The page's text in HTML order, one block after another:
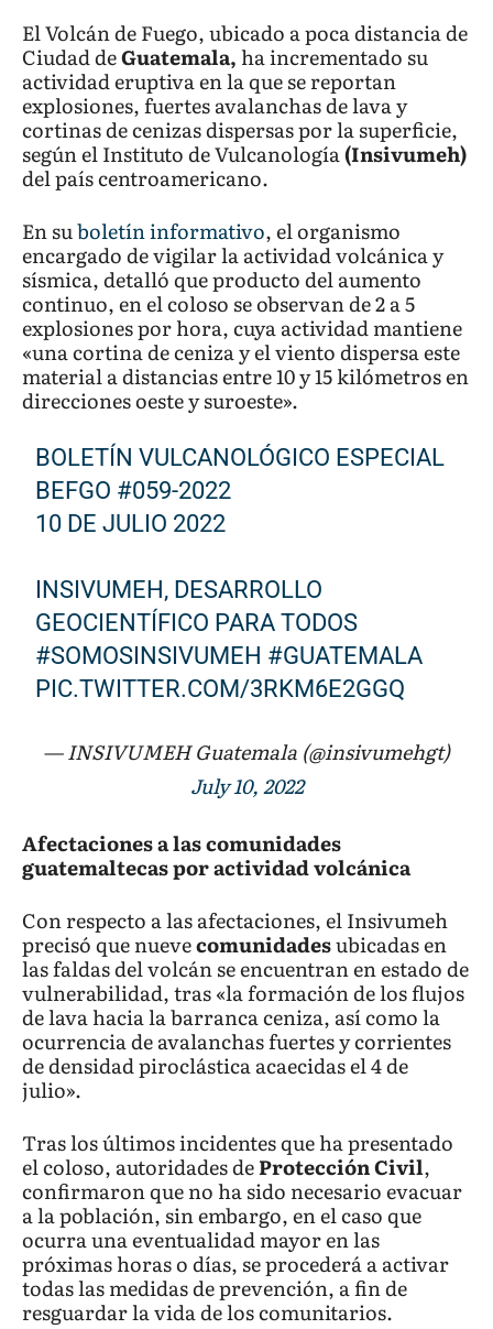
El Volcán de Fuego, ubicado a poca distancia de
Ciudad deGuatemala,ha incrementado su
actividad eruptiva en la que se reportan
explosiones, fuertes avalanchas de lava y
cortinas de cenizas dispersas por la superficie,
según el Instituto de Vulcanología(Insivumeh)
del país centroamericano.
En suboletín informativo, el organismo
encargado de vigilar la actividad volcánica y
sísmica, detalló que producto del aumento
continuo, en el coloso se observan de 2 a 5
explosiones por hora, cuya actividad mantiene
«una cortina de ceniza y el viento dispersa este
material a distancias entre 10 y 15 kilómetros en
direcciones oeste y suroeste».
BOLETÍN VULCANOLÓGICO ESPECIAL
BEFGO #059-2022
10 DE JULIO 2022
INSIVUMEH, DESARROLLO
GEOCIENTÍFICO PARA TODOS
#SOMOSINSIVUMEH #GUATEMALA
PIC.TWITTER.COM/3RKM6E2GGQ
— INSIVUMEH Guatemala (@insivumehgt)
July 10, 2022
Afectaciones a las comunidades
guatemaltecas por actividad volcánica
Con respecto a las afectaciones, el Insivumeh
precisó que nuevecomunidadesubicadas en
las faldas del volcán se encuentran en estado de
vulnerabilidad, tras «la formación de los flujos
de lava hacia la barranca ceniza, así como la
ocurrencia de avalanchas fuertes y corrientes
de densidad piroclástica acaecidas el 4 de
julio».
Tras los últimos incidentes que ha presentado
el coloso, autoridades deProtección Civil,
confirmaron que no ha sido necesario evacuar
a la población, sin embargo, en el caso que
ocurra una eventualidad mayor en las
próximas horas o días, se procederá a activar
todas las medidas de prevención, a fin de
resguardar la vida de los comunitarios.